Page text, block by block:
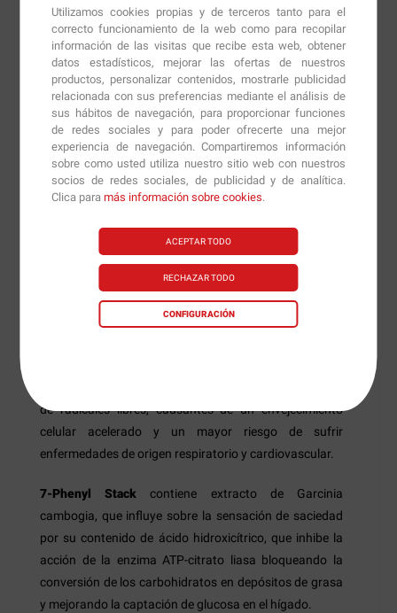
Utilizamos cookies propias y de terceros tanto para el
correcto funcionamiento de la web como para recopilar
información de las visitas que recibe esta web, obtener
datos estadísticos, mejorar las ofertas de nuestros
productos, personalizar contenidos, mostrarle publicidad
relacionada con sus preferencias mediante el análisis de
sus hábitos de navegación, para proporcionar funciones
de redes sociales y para poder ofrecerte una mejor
experiencia de navegación. Compartiremos información
sobre como usted utiliza nuestro sitio web con nuestros
socios de redes sociales, de publicidad y de analítica.
Clica paramás información sobre cookies.
ACEPTAR TODO
RECHAZAR TODO
CONFIGURACIÓN
7-Phenyl Stack actúa acelerando el metabolismo de
nuestro cuerpo, lo que combinado con una dieta
acorde con nuestro objetivo y una actividad física
regular será la fórmula perfecta para poder reducir el
porcentaje graso progresivamente.
Su contenido en cafeína nos aportará una energía
extra para compensar las carencias energéticas
nuestro cuerpo acuda a las reservas energéticas. De
forma que aun realizando dieta hipocalórica no
veremos afectada nuestra vitalidad a lo largo del día.
Su contenido en extracto de té verde realizará una
de radicales libres, causantes de un envejecimiento
celular acelerado y un mayor riesgo de sufrir
enfermedades de origen respiratorio y cardiovascular.
7-Phenyl Stack contiene extracto de Garcinia
cambogia, que influye sobre la sensación de saciedad
por su contenido de ácido hidroxicítrico, que inhibe la
acción de la enzima ATP-citrato liasa bloqueando la
conversión de los carbohidratos en depósitos de grasa
y mejorando la captación de glucosa en el hígado.